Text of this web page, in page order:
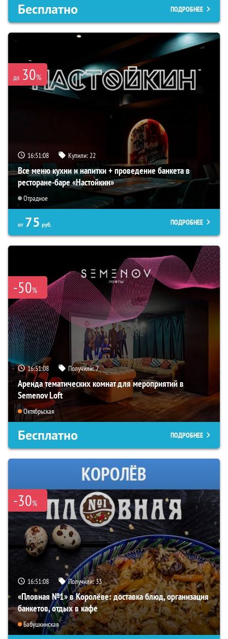
Бесплатно ПОДРОБНЕЕ
до 30%
16:51:07 Купили:22
Все меню кухни и напитки + проведение банкета в
ресторане-баре «Настойкин»
Отрадное
от 75 руб. ПОДРОБНЕЕ
-50%
16:51:07 Получили:7
Аренда тематических комнат для мероприятий в
Semenov Loft
Октябрьская
Бесплатно ПОДРОБНЕЕ
-30%
16:51:07 Получили:33
«Пловная №1» в Королёве: доставка блюд, организация
банкетов, отдых в кафе
Бабушкинская